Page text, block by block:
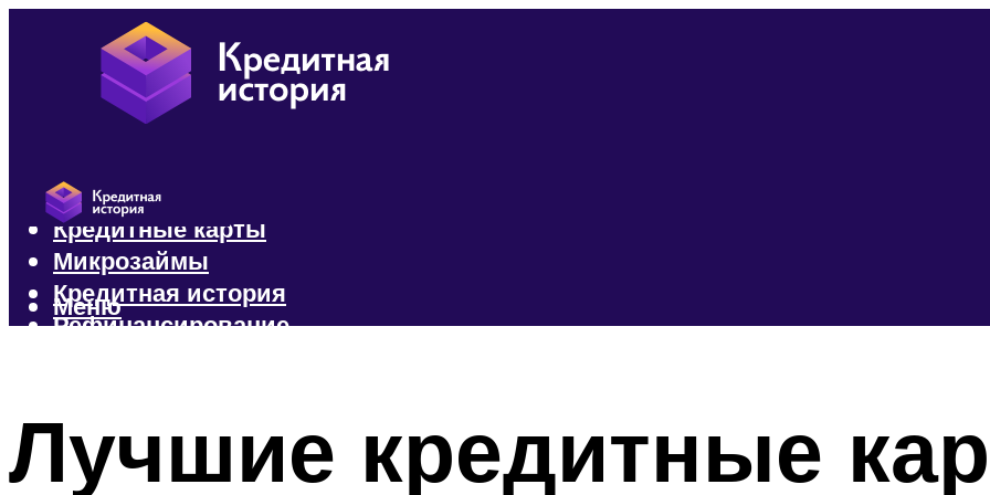
Кредиты
Кредитные карты
Микрозаймы
Кредитная история
Рефинансирование
Меню
Лучшие кредитные